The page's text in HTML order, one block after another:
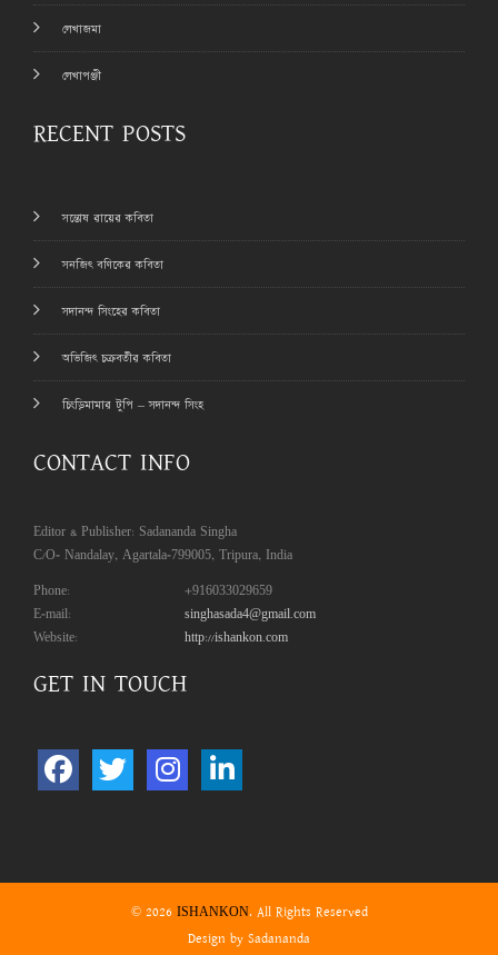
লেখাজমা
লেখাপঞ্জী
RECENT POSTS
সন্তোষ রায়ের কবিতা
সনজিৎ বণিকের কবিতা
সদানন্দ সিংহের কবিতা
অভিজিৎ চক্রবর্তীর কবিতা
চিংড়িমামার টুপি – সদানন্দ সিংহ
CONTACT INFO
Editor & Publisher: Sadananda Singha
C/O- Nandalay, Agartala-799005, Tripura, India
Phone:
+916033029659
E-mail:
singhasada4@gmail.com
Website:
http://ishankon.com
GET IN TOUCH
© 2026 ISHANKON. All Rights Reserved
Design by Sadananda